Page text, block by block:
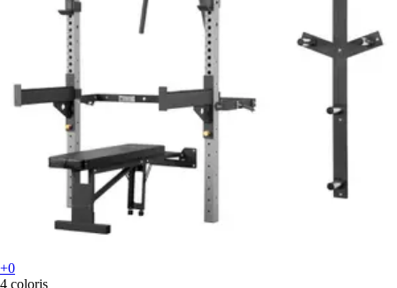
+0
4 coloris